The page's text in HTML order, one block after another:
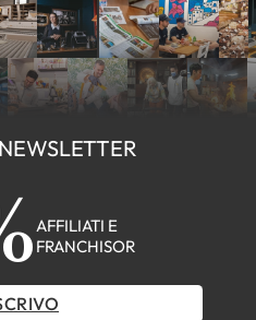
AFFILIATI E
FRANCHISOR